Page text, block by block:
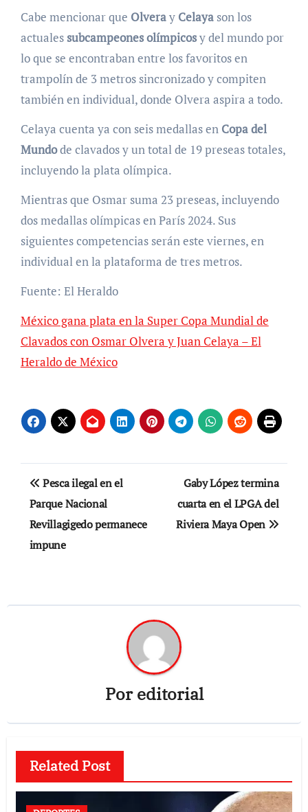
Cabe mencionar que Olveray Celaya son los
actuales subcampeones olímpicosy del mundo por
lo que se encontraban entre los favoritos en
trampolín de 3 metros sincronizado y compiten
también en individual, donde Olvera aspira a todo.
Celaya cuenta ya con seis medallas en Copa del
Mundode clavados y un total de 19 preseas totales,
incluyendo la plata olímpica.
Mientras que Osmar suma 23 preseas, incluyendo
dos medallas olímpicas en París 2024. Sus
siguientes competencias serán este viernes, en
individual en la plataforma de tres metros.
Fuente: El Heraldo
México gana plata en la Super Copa Mundial de
Clavados con Osmar Olvera y Juan Celaya – El
Heraldo de México
Navegación
de
entradas
Pesca ilegal en el
Parque Nacional
Revillagigedo permanece
impune
Gaby López termina
cuarta en el LPGA del
Riviera Maya Open
Poreditorial
Related Post